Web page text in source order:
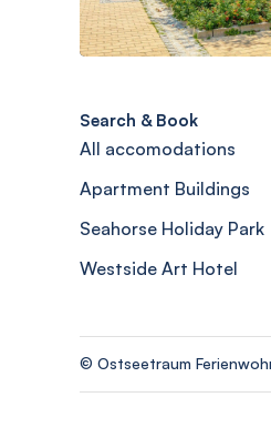
Search & Book
All accomodations
Apartment Buildings
Seahorse Holiday Park
Westside Art Hotel
© Ostseetraum